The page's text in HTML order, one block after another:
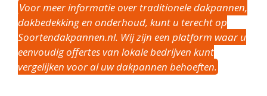
Voor meer informatie over traditionele dakpannen,
dakbedekking en onderhoud, kunt u terecht op
Soortendakpannen.nl. Wij zijn een platform waar u
eenvoudig offertes van lokale bedrijven kunt
vergelijken voor al uw dakpannen behoeften.